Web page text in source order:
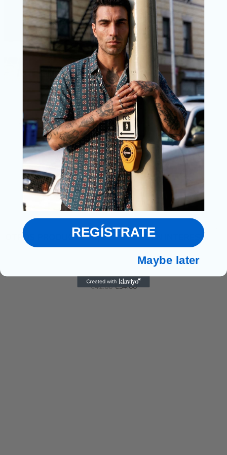
H PANTS COOL GUY
€42.00 €34.00
Colour Camel Petrol
Size XL 2XL
OTROS PRODUCTOS QUE TE PUEDEN INTERESAR
€42.00 €34.00
REGÍSTRATE
Maybe later